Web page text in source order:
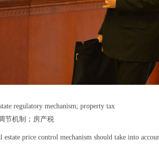
regulatory mechanism; property tax
节机制；房产税
estate price control mechanism should take into